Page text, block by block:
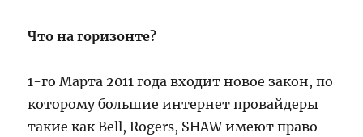
Что на горизонте?
1-го Марта 2011 года входит новое закон, по
которому большие интернет провайдеры
такие как Bell, Rogers, SHAW имеют право